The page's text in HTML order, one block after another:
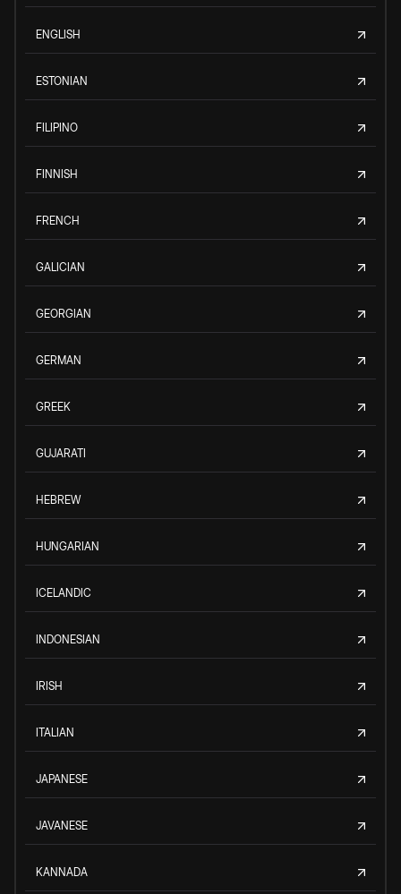
ENGLISH
ESTONIAN
FILIPINO
FINNISH
FRENCH
GALICIAN
GEORGIAN
GERMAN
GREEK
GUJARATI
HEBREW
HUNGARIAN
ICELANDIC
INDONESIAN
IRISH
ITALIAN
JAPANESE
JAVANESE
KANNADA